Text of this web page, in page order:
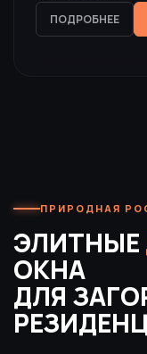
ПОДРОБНЕЕ
ПРИРОДНАЯ
ЭЛИТНЫЕ
ОКНА
ДЛЯ